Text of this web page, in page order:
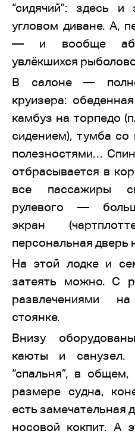
“сидячий”: здесь
угловом диване. А,
— и вообще
увлёкшихся
В салоне —
круизера:
камбуз на торпедо
сидением), тумба
полезностями…
отбрасывается в
все пассажиры
рулевого —
экран
персональная дверь
На этой лодке и
затеять можно. С
развлечениями
стоянке.
Внизу
каюты и санузел.
“спальня”, в
размере судна,
есть замечательная
носовой кокпит. А